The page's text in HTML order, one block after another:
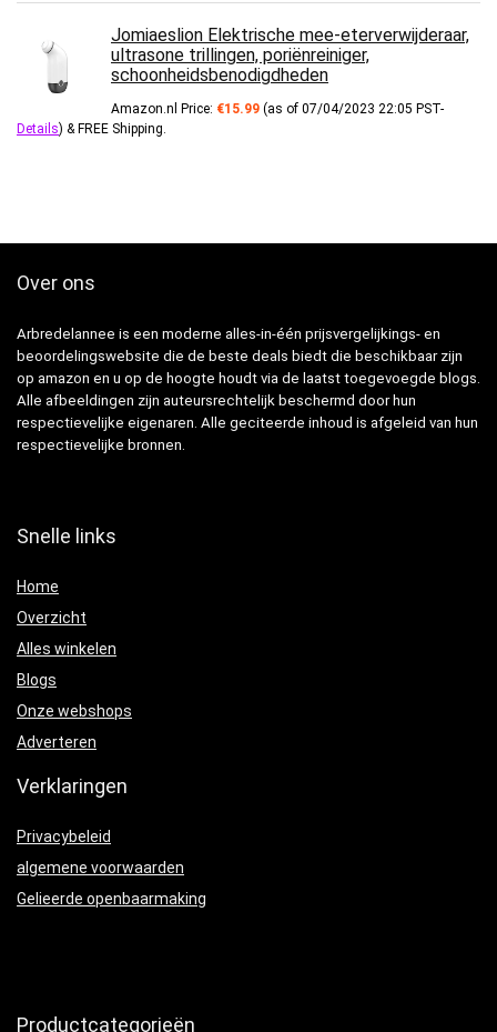
Jomiaeslion Elektrische mee-eterverwijderaar,
ultrasone trillingen, poriënreiniger,
schoonheidsbenodigdheden
Amazon.nl Price: €15.99 (as of 07/04/2023 22:05 PST-
Details) & FREE Shipping.
Over ons
Arbredelannee is een moderne alles-in-één prijsvergelijkings- en
beoordelingswebsite die de beste deals biedt die beschikbaar zijn
op amazon en u op de hoogte houdt via de laatst toegevoegde blogs.
Alle afbeeldingen zijn auteursrechtelijk beschermd door hun
respectievelijke eigenaren. Alle geciteerde inhoud is afgeleid van hun
respectievelijke bronnen.
Snelle links
Home
Overzicht
Alles winkelen
Blogs
Onze webshops
Adverteren
Verklaringen
Privacybeleid
algemene voorwaarden
Gelieerde openbaarmaking
Productcategorieën